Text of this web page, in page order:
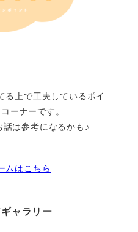
る上で工夫しているポイ
ーナーです。
は参考になるかも♪
ムはこちら
ャラリー